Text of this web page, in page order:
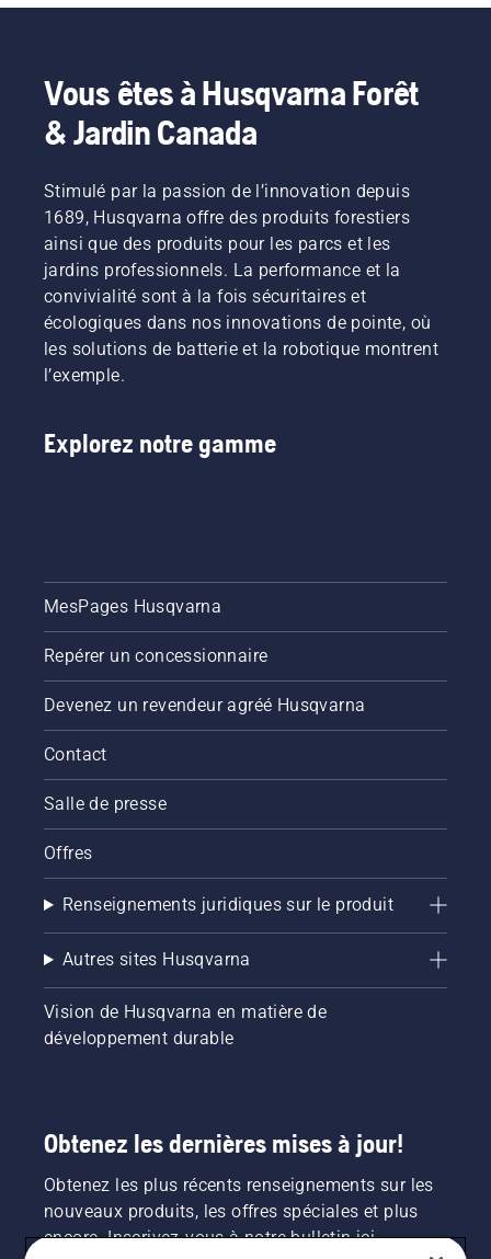
Vous êtes à Husqvarna Forêt
& Jardin Canada
Stimulé par la passion de l’innovation depuis
1689, Husqvarna offre des produits forestiers
ainsi que des produits pour les parcs et les
jardins professionnels. La performance et la
convivialité sont à la fois sécuritaires et
écologiques dans nos innovations de pointe, où
les solutions de batterie et la robotique montrent
l’exemple.
Explorez notre gamme
MesPages Husqvarna
Repérer un concessionnaire
Devenez un revendeur agréé Husqvarna
Contact
Salle de presse
Offres
Renseignements juridiques sur le produit
Autres sites Husqvarna
Vision de Husqvarna en matière de
développement durable
Obtenez les dernières mises à jour!
Obtenez les plus récents renseignements sur les
nouveaux produits, les offres spéciales et plus
encore. Inscrivez-vous à notre bulletin ici.